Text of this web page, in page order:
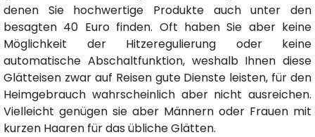
denen Sie hochwertige Produkte auch unter den
besagten 40 Euro finden. Oft haben Sie aber keine
Möglichkeit der Hitzeregulierung oder keine
automatische Abschaltfunktion, weshalb Ihnen diese
Glätteisen zwar auf Reisen gute Dienste leisten, für den
Heimgebrauch wahrscheinlich aber nicht ausreichen.
Vielleicht genügen sie aber Männern oder Frauen mit
kurzen Haaren für das übliche Glätten.